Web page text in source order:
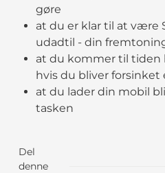
gøre
at du er klar til at være
udadtil - din
at du kommer til tiden
hvis du bliver forsinket
at du lader din mobil
tasken
Del
denne